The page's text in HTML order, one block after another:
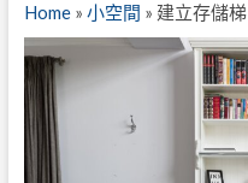
Home» 小空間 » 建立存儲梯